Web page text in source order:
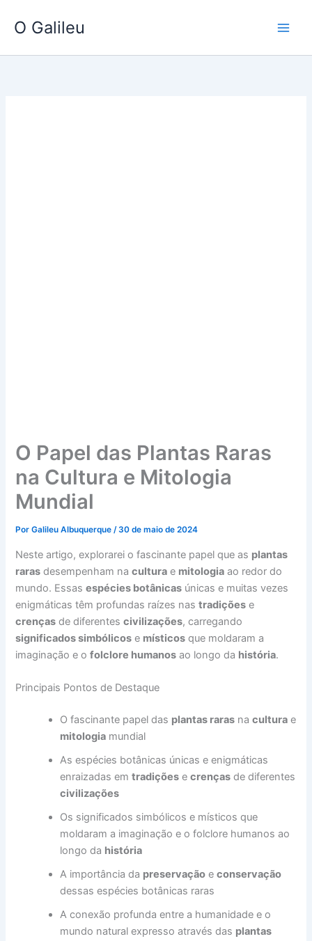
para
conteúdo
O Galileu
O Papel das Plantas Raras
na Cultura e Mitologia
Mundial
PorGalileu Albuquerque/30 de maio de 2024
Neste artigo, explorarei o fascinante papel que as plantas
raras desempenham nacultura e mitologia ao redor do
mundo. Essasespécies botânicas únicas e muitas vezes
enigmáticas têm profundas raízes nastradições e
crenças de diferentescivilizações, carregando
significados simbólicos e místicos que moldaram a
imaginação e ofolclore humanos ao longo da história.
Principais Pontos de Destaque
O fascinante papel das plantas raras nacultura e
mitologia mundial
As espécies botânicas únicas e enigmáticas
enraizadas emtradições ecrenças de diferentes
civilizações
Os significados simbólicos e místicos que
moldaram a imaginação e o folclore humanos ao
longo da história
A importância da preservação econservação
dessas espécies botânicas raras
A conexão profunda entre a humanidade e o
mundo natural expresso através das plantas